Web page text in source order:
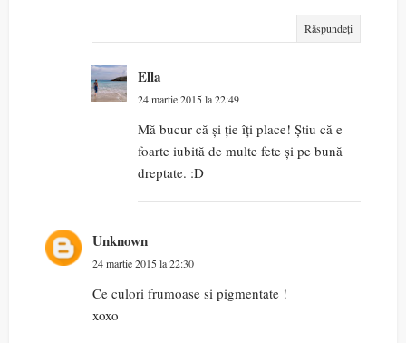
Răspundeți
Ella
24 martie 2015 la 22:49
Mă bucur că și ție îți place! Știu că e
foarte iubită de multe fete și pe bună
dreptate. :D
Unknown
24 martie 2015 la 22:30
Ce culori frumoase si pigmentate !
xoxo